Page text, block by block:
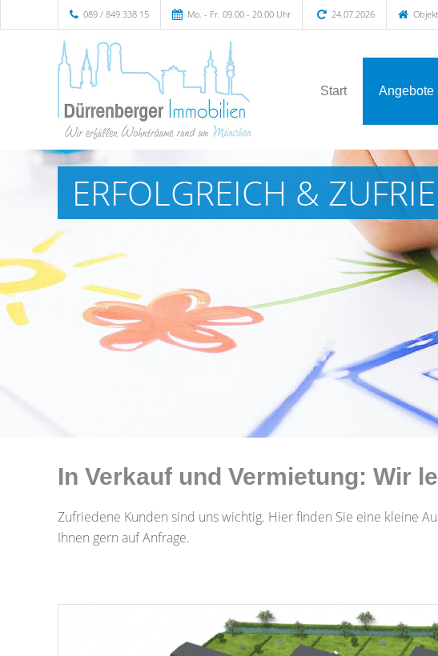
089 / 849 338 15 Mo. - Fr. 09.00 - 20.00 Uhr 24.07.2026
Start Angebote
ERFOLGREICH &
In Verkauf und Vermietung: Wir
Zufriedene Kunden sind uns wichtig. Hier finden Sie eine kleine
Ihnen gern auf Anfrage.